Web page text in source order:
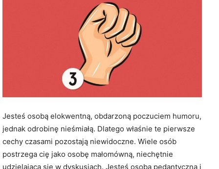
Jesteś osobą elokwentną, obdarzoną poczuciem humoru,
jednak odrobinę nieśmiałą. Dlatego właśnie te pierwsze
cechy czasami pozostają niewidoczne. Wiele osób
postrzega cię jako osobę małomówną, niechętnie
udzielającą się w dyskusjach. Jesteś osobą pedantyczną i